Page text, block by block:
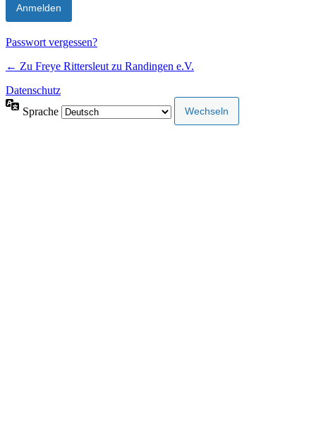
Passwort vergessen?
← Zu Freye Rittersleut zu Randingen e.V.
Datenschutz
Sprache